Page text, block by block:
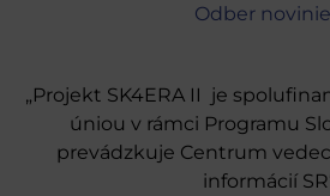
Odber
„Projekt SK4ERA II je
úniou v rámci Programu
prevádzkuje Centrum
informácií